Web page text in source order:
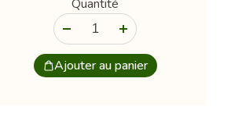
Quantité
Ajouter au panier